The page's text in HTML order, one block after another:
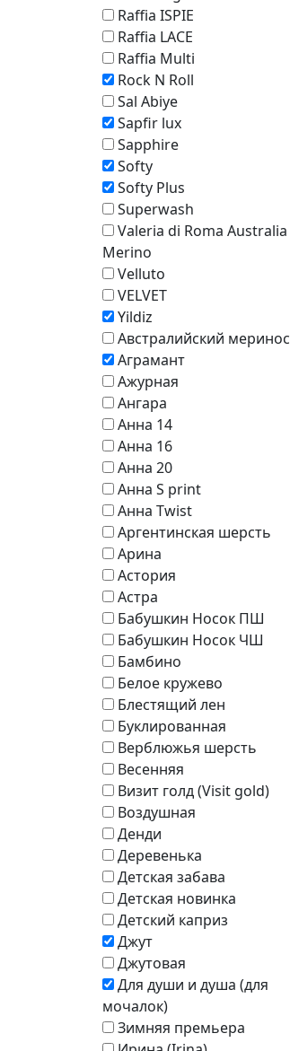
Raffia ISPIE
Raffia LACE
Raffia Multi
Rock N Roll
Sal Abiye
Sapfir lux
Sapphire
Softy
Softy Plus
Superwash
Valeria di Roma Australia
Merino
Velluto
VELVET
Yildiz
Австралийский меринос
Аграмант
Ажурная
Ангара
Анна 14
Анна 16
Анна 20
Анна S print
Анна Twist
Аргентинская шерсть
Арина
Астория
Астра
Бабушкин Носок ПШ
Бабушкин Носок ЧШ
Бамбино
Белое кружево
Блестящий лен
Буклированная
Верблюжья шерсть
Весенняя
Визит голд (Visit gold)
Воздушная
Денди
Деревенька
Детская забава
Детская новинка
Детский каприз
Джут
Джутовая
Для души и душа (для
мочалок)
Зимняя премьера